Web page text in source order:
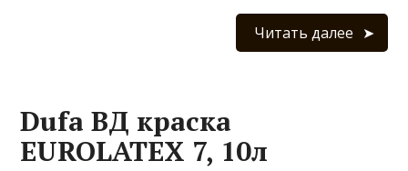
Читать далее
Dufa ВД краска
EUROLATEX 7, 10л